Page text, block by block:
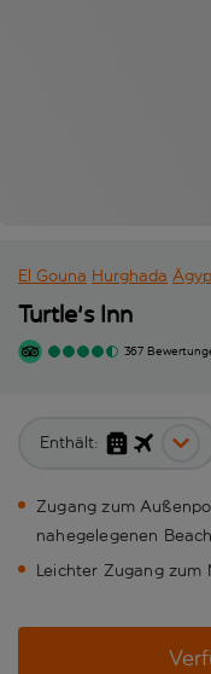
El Gouna Hurghada
Turtle's Inn
367
Enthält:
Zugang zum
nahegelegenen
Leichter Zugang zum